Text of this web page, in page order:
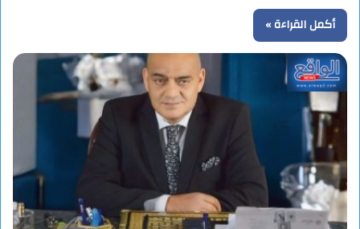
أكمل القراءة »